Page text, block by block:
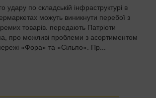
удару по складській інфраструктурі в
можуть виникнути перебої з
товарів. передають Патріоти
про можливі проблеми з асортиментом
«Фора» та «Сільпо». Пр...